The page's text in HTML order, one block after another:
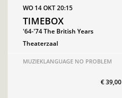
TIMEBOX
'64-'74 The British Years
WO 14 OKT20:15
Theaterzaal
MUZIEKLANGUAGE NO PROBLEM
€ 39,00